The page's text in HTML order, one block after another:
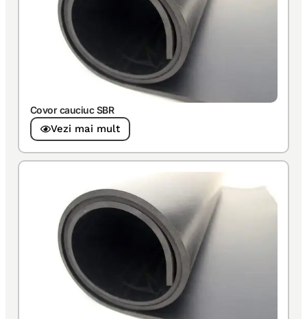
Covor cauciuc SBR
Vezi mai mult